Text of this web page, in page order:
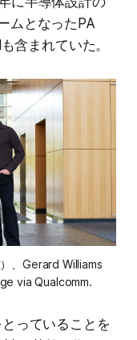
ムとなったPA
含まれていた。
、Gerard Williams
via Qualcomm.
っていることを